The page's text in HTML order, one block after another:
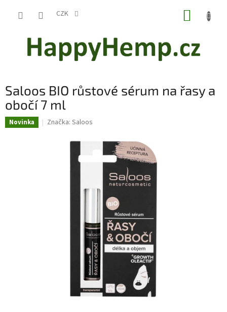
CZK
Saloos BIO růstové sérum na řasy a
obočí 7 ml
Novinka Značka: Saloos